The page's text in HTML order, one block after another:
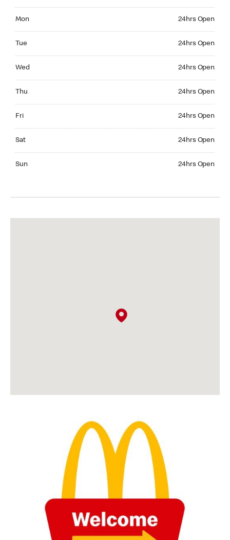
Mon 24hrs Open
Tue 24hrs Open
Wed 24hrs Open
Thu 24hrs Open
Fri 24hrs Open
Sat 24hrs Open
Sun 24hrs Open